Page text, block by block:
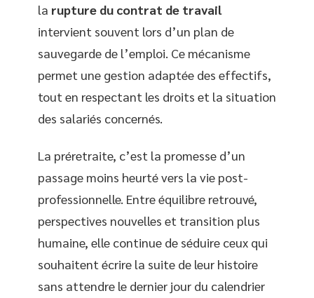
la rupture du contrat de travail
intervient souvent lors d’un plan de
sauvegarde de l’emploi. Ce mécanisme
permet une gestion adaptée des effectifs,
tout en respectant les droits et la situation
des salariés concernés.
La préretraite, c’est la promesse d’un
passage moins heurté vers la vie post-
professionnelle. Entre équilibre retrouvé,
perspectives nouvelles et transition plus
humaine, elle continue de séduire ceux qui
souhaitent écrire la suite de leur histoire
sans attendre le dernier jour du calendrier